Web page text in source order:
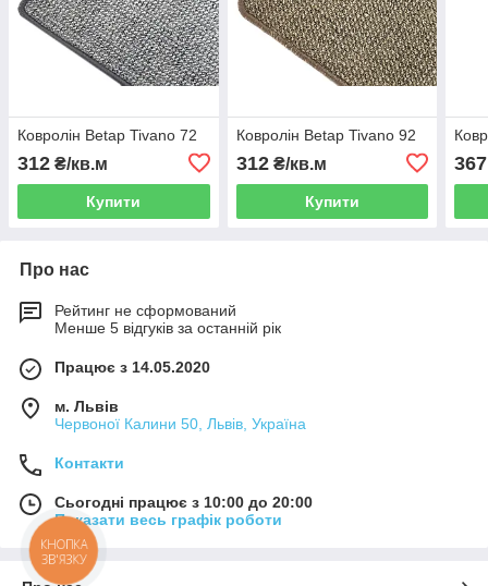
Ковролін Betap Tivano 72
312 ₴/кв.м
Купити
Ковролін Betap Tivano 92
312₴/кв.м
Купити
367
Про нас
Рейтинг не сформований
Менше 5 відгуків за останній рік
Працює з 14.05.2020
м. Львів
Червоної Калини 50, Львів, Україна
Контакти
Сьогодні працює з 10:00 до 20:00
Показати весь графік роботи
КНОПКА
ЗВ'ЯЗКУ